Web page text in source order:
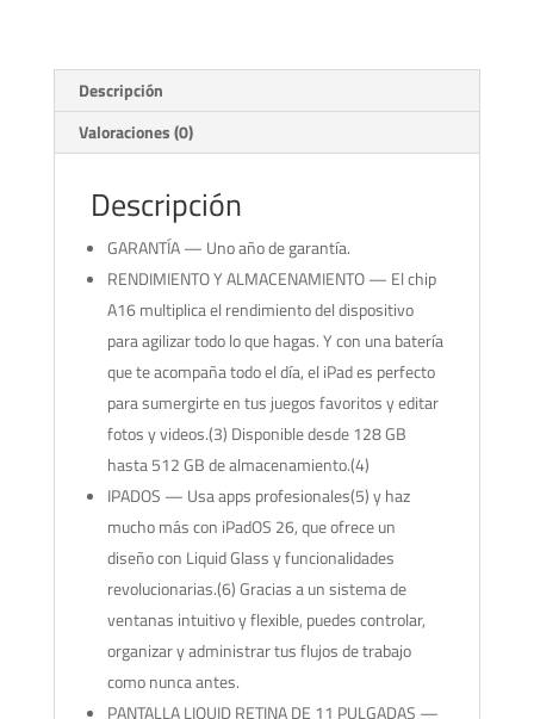
Descripción
Valoraciones (0)
Descripción
GARANTÍA — Uno año de garantía.
RENDIMIENTO Y ALMACENAMIENTO — El chip
A16 multiplica el rendimiento del dispositivo
para agilizar todo lo que hagas. Y con una batería
que te acompaña todo el día, el iPad es perfecto
para sumergirte en tus juegos favoritos y editar
fotos y videos.(3) Disponible desde 128 GB
hasta 512 GB de almacenamiento.(4)
IPADOS — Usa apps profesionales(5) y haz
mucho más con iPadOS 26, que ofrece un
diseño con Liquid Glass y funcionalidades
revolucionarias.(6) Gracias a un sistema de
ventanas intuitivo y flexible, puedes controlar,
organizar y administrar tus flujos de trabajo
como nunca antes.
PANTALLA LIQUID RETINA DE 11 PULGADAS —